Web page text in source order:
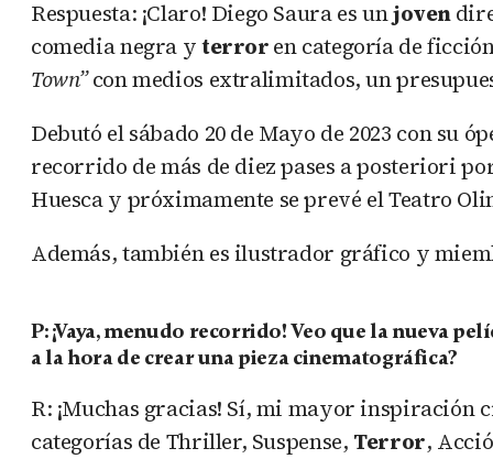
Respuesta: ¡Claro! Diego Saura es unjoven
comedia negra yterroren categoría de
Town”con medios extralimitados, un
Debutó el sábado 20 de Mayo de 2023 con
recorrido de más de diez pases a posteriori
Huesca y próximamente se prevé el Teatro
Además, también es ilustrador gráfico y
P: ¡Vaya, menudo recorrido! Veo que la nueva
a la hora de crear una pieza cinematográfica?
R: ¡Muchas gracias! Sí, mi mayor inspiración
categorías de Thriller, Suspense, Terror,